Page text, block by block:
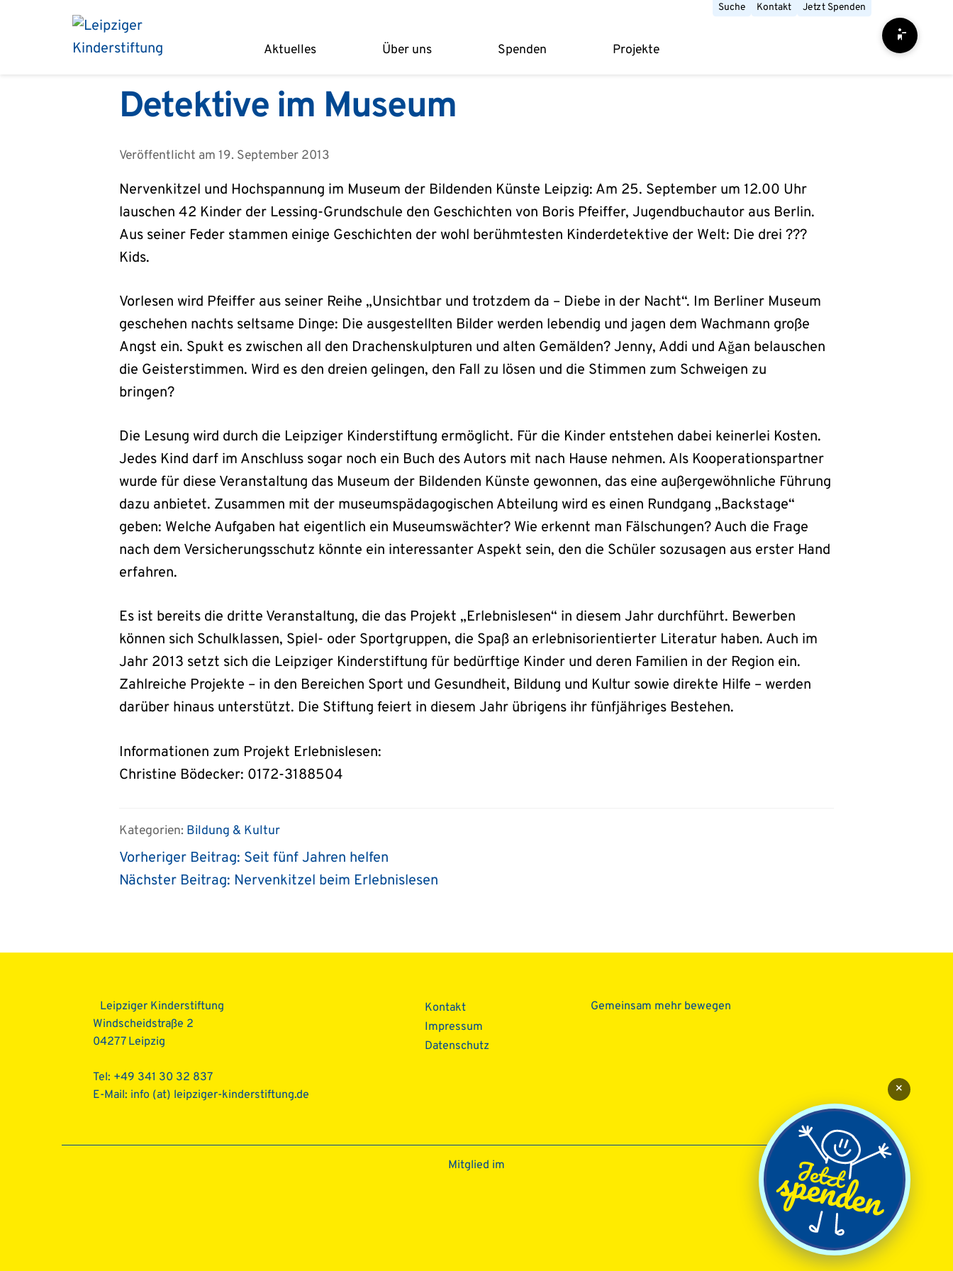
Suche Kontakt Jetzt Spenden
Aktuelles Über uns Spenden Projekte
Detektive im Museum
Veröffentlicht am 19. September 2013
Nervenkitzel und Hochspannung im Museum der Bildenden Künste Leipzig: Am 25. September um 12.00 Uhr
lauschen 42 Kinder der Lessing-Grundschule den Geschichten von Boris Pfeiffer, Jugendbuchautor aus Berlin.
Aus seiner Feder stammen einige Geschichten der wohl berühmtesten Kinderdetektive der Welt: Die drei ???
Kids.
Vorlesen wird Pfeiffer aus seiner Reihe „Unsichtbar und trotzdem da – Diebe in der Nacht“. Im Berliner Museum
geschehen nachts seltsame Dinge: Die ausgestellten Bilder werden lebendig und jagen dem Wachmann große
Angst ein. Spukt es zwischen all den Drachenskulpturen und alten Gemälden? Jenny, Addi und Ağan belauschen
die Geisterstimmen. Wird es den dreien gelingen, den Fall zu lösen und die Stimmen zum Schweigen zu
bringen?
Die Lesung wird durch die Leipziger Kinderstiftung ermöglicht. Für die Kinder entstehen dabei keinerlei Kosten.
Jedes Kind darf im Anschluss sogar noch ein Buch des Autors mit nach Hause nehmen. Als Kooperationspartner
wurde für diese Veranstaltung das Museum der Bildenden Künste gewonnen, das eine außergewöhnliche Führung
dazu anbietet. Zusammen mit der museumspädagogischen Abteilung wird es einen Rundgang „Backstage“
geben: Welche Aufgaben hat eigentlich ein Museumswächter? Wie erkennt man Fälschungen? Auch die Frage
nach dem Versicherungsschutz könnte ein interessanter Aspekt sein, den die Schüler sozusagen aus erster Hand
erfahren.
Es ist bereits die dritte Veranstaltung, die das Projekt „Erlebnislesen“ in diesem Jahr durchführt. Bewerben
können sich Schulklassen, Spiel- oder Sportgruppen, die Spaß an erlebnisorientierter Literatur haben. Auch im
Jahr 2013 setzt sich die Leipziger Kinderstiftung für bedürftige Kinder und deren Familien in der Region ein.
Zahlreiche Projekte – in den Bereichen Sport und Gesundheit, Bildung und Kultur sowie direkte Hilfe – werden
darüber hinaus unterstützt. Die Stiftung feiert in diesem Jahr übrigens ihr fünfjähriges Bestehen.
Informationen zum Projekt Erlebnislesen:
Christine Bödecker: 0172-3188504
Kategorien: Bildung & Kultur
Vorheriger Beitrag: Seit fünf Jahren helfen
Nächster Beitrag: Nervenkitzel beim Erlebnislesen
Leipziger Kinderstiftung
Windscheidstraße 2
04277 Leipzig
Tel: +49 341 30 32 837
E-Mail: info (at) leipziger-kinderstiftung.de
Kontakt
Impressum
Datenschutz­
Gemeinsam mehr bewegen
Mitglied im
×